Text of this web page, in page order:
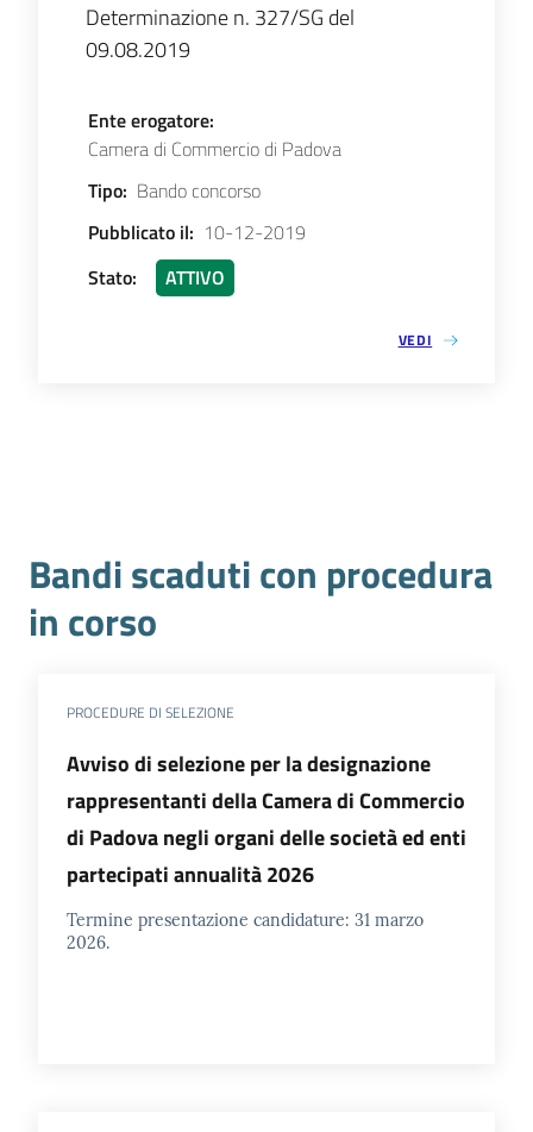
Stampa
Determinazione n. 327/SG del
09.08.2019
Ente erogatore:
Camera di Commercio di Padova
Tipo: Bando concorso
Pubblicato il: 10-12-2019
Stato: ATTIVO
VEDI
Bandi scaduti con procedura
in corso
PROCEDURE DI SELEZIONE
Avviso di selezione per la designazione
rappresentanti della Camera di Commercio
di Padova negli organi delle società ed enti
partecipati annualità 2026
Termine presentazione candidature: 31 marzo
2026.